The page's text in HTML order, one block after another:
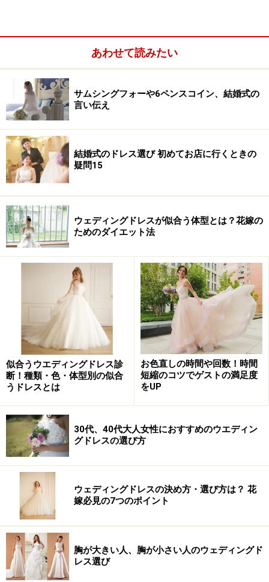
結婚式のアイテムは、その多くが「ゲストのために」と決め
ていくもの。唯一、自分の好みで決められるのがドレスで
す。だからフィッテングを楽しんで！ 写真提供：TAGAYA
結婚式の日取り＆会場が決まれば、ウェディングドレス
選びはすぐにでもスタートできます。多くの花嫁は、挙
式・披露宴のおよそ6ヶ月前
からドレス選びをはじめま
す。
ドレス選びは、会場の提携ドレスショプ、提携外のドレ
スショップ、ブライダルフェアの試着会などでおこなえ
ます。
提携ドレスショプの場合は、会場から紹介してもらえま
すが、提携外のドレスショップなら自分で予約を入れま
す。ブライダルフェアの試着会なら、会場の提携ドレス
ショップが一気にチェックできるので便利です。
レンタルドレスの場合、試着で気に入ったドレスが見つ
あわせて読みたい
サムシングフォーや6ペンスコイン、結婚式の
言い伝え
結婚式のドレス選び 初めてお店に行くときの
疑問15
ウェディングドレスが似合う体型とは？花嫁の
ためのダイエット法
似合うウエディングドレス診
断！種類・色・体型別の似合
うドレスとは
お色直しの時間や回数！時間
短縮のコツでゲストの満足度
をUP
30代、40代大人女性におすすめのウエディン
グドレスの選び方
ウェディングドレスの決め方・選び方は？ 花
嫁必見の7つのポイント
胸が大きい人、胸が小さい人のウェディングド
レス選び